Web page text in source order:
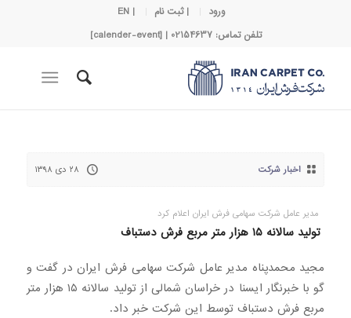
ورود | ثبت نام
| EN
تلفن تماس: 02154637 | [calender-event]
اخبار شرکت ۲۸ دی ۱۳۹۸
مدیر عامل شرکت سهامی فرش ایران اعلام کرد
تولید سالانه ۱۵ هزار متر مربع فرش دستباف
مجید محمدپناه مدیر عامل شرکت سهامی فرش ایران در گفت و
گو با خبرنگار ایسنا در خراسان شمالی از تولید سالانه ۱۵ هزار متر
مربع فرش دستباف توسط این شرکت خبر داد.